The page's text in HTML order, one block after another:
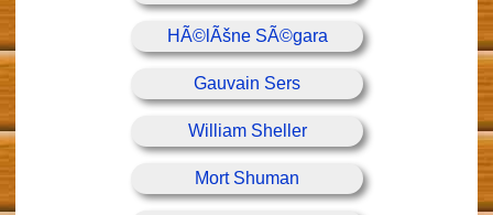
HÃ©lÃšne SÃ©gara
Gauvain Sers
William Sheller
Mort Shuman